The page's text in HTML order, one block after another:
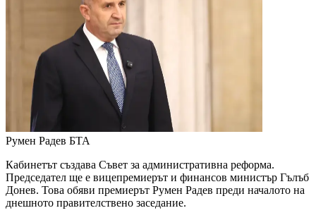
Румен Радев БТА
Кабинетът създава Съвет за административна реформа.
Председател ще е вицепремиерът и финансов министър Гълъб
Донев. Това обяви премиерът Румен Радев преди началото на
днешното правителствено заседание.